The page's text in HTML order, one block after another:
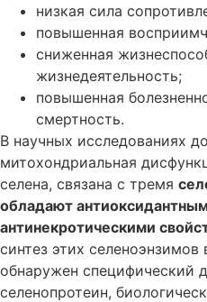
низкая сила
повышенная
сниженная
жизнедеятельность;
повышенная
смертность.
В научных исследованиях
митохондриальная
селена, связана с тремя
обладают
антинекротическими
синтез этих
обнаружен специфический
селенопротеин,